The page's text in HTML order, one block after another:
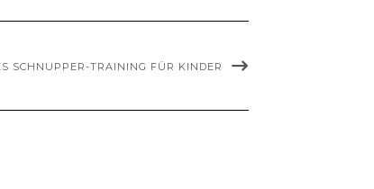
SCHNUPPER-TRAINING FÜR KINDER